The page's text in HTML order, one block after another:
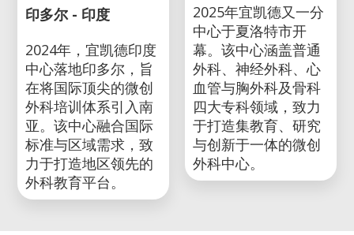
印多尔 - 印度
2024年，宜凯德印度
夏洛特 - 美国
2025年宜凯德又一分
中心于夏洛特市开